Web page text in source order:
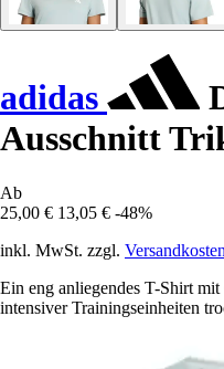
adidas
Ausschnitt
Ab
25,00 € 13,05 € -48%
inkl. MwSt. zzgl. Versandkosten
Ein eng anliegendes T-Shirt
intensiver Trainingseinheiten